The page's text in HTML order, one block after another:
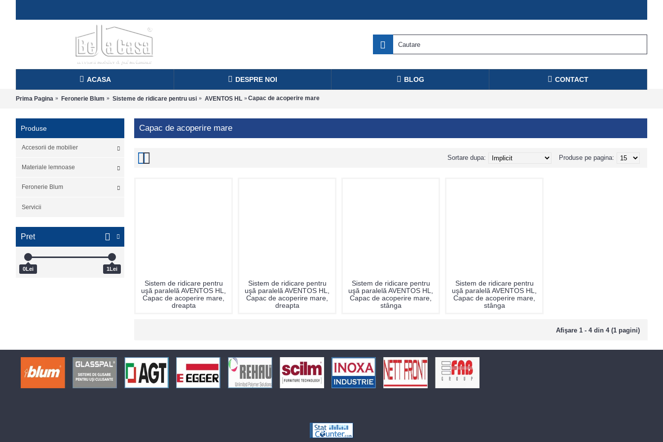
ACASA DESPRE NOI BLOG CONTACT
Prima Pagina Feronerie Blum Sisteme de ridicare pentru usi AVENTOS HL Capac de acoperire mare
Produse
Accesorii de mobilier
Materiale lemnoase
Feronerie Blum
Servicii
Pret
0Lei 1Lei
Capac de acoperire mare
Produse pe pagina:
Sortare dupa:
Sistem de ridicare pentru
uşă paralelă AVENTOS HL,
Capac de acoperire mare,
dreapta
Sistem de ridicare pentru
uşă paralelă AVENTOS HL,
Capac de acoperire mare,
dreapta
Sistem de ridicare pentru
uşă paralelă AVENTOS HL,
Capac de acoperire mare,
stânga
Sistem de ridicare pentru
uşă paralelă AVENTOS HL,
Capac de acoperire mare,
stânga
Afişare 1 - 4 din 4 (1 pagini)